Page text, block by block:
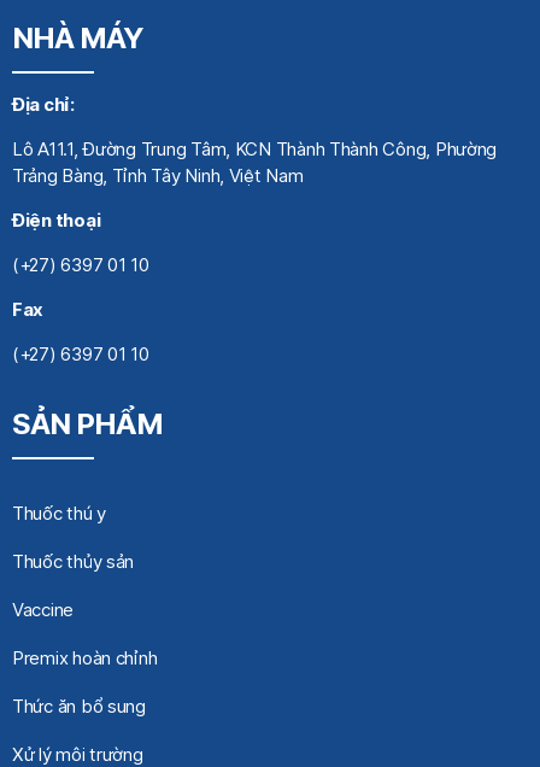
NHÀ MÁY
Địa chỉ:
Lô A11.1, Đường Trung Tâm, KCN Thành Thành Công, Phường
Trảng Bàng, Tỉnh Tây Ninh, Việt Nam
Điện thoại
(+27) 6397 01 10
Fax
(+27) 6397 01 10
SẢN PHẨM
Thuốc thú y
Thuốc thủy sản
Vaccine
Premix hoàn chỉnh
Thức ăn bổ sung
Xử lý môi trường